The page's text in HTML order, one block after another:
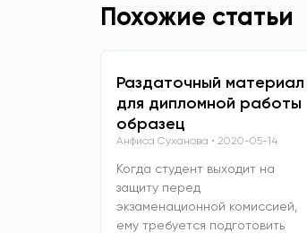
Похожие статьи
Раздаточный материал
для дипломной работы
образец
Анфиса Суханова 2020-05-14
Когда студент выходит на
защиту перед
экзаменационной комиссией,
ему требуется подготовить